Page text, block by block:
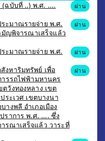
ฉบับที่ ..) พ.ศ. ....
ผ่าน
ะมาณรายจ่าย พ.ศ.
ญพิจารณาเสร็จแล้ว
ผ่าน
ะมาณรายจ่าย พ.ศ.
ผ่าน
งหาริมทรัพย์ เพื่อ
ารรถไฟฟ้ามหานคร
วังทองหลาง เขต
ระเวศ เขตบางนา
างพลี อำเภอเมือง
ราการ พ.ศ. .... ซึ่ง
รณาเสร็จแล้ว วาระที่
ผ่าน